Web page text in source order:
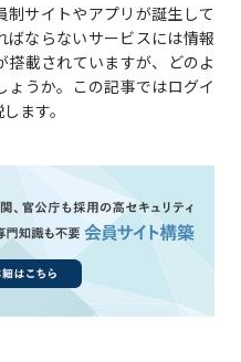
制サイトやアプリが誕生して
ばならないサービスには情報
搭載されていますが、どのよ
ょうか。この記事ではログイ
ます。